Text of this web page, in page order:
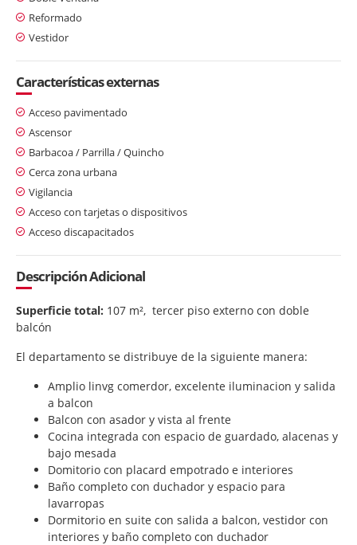
Reformado
Vestidor
Características externas
Acceso pavimentado
Ascensor
Barbacoa / Parrilla / Quincho
Cerca zona urbana
Vigilancia
Acceso con tarjetas o dispositivos
Acceso discapacitados
Descripción Adicional
Superficie total: 107 m², tercer piso externo con doble
balcón
El departamento se distribuye de la siguiente manera:
Amplio linvg comerdor, excelente iluminacion y salida
a balcon
Balcon con asador y vista al frente
Cocina integrada con espacio de guardado, alacenas y
bajo mesada
Domitorio con placard empotrado e interiores
Baño completo con duchador y espacio para
lavarropas
Dormitorio en suite con salida a balcon, vestidor con
interiores y baño completo con duchador